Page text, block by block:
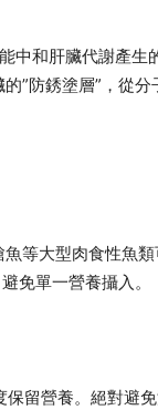
中和肝臟代謝產
”防銹塗層”，從分
等大型肉食性魚
免單一營養攝入。
留營養。絕對避